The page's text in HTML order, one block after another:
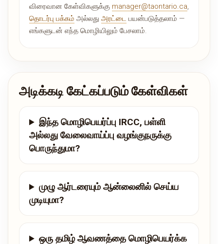
விரைவான கேள்விகளுக்கு manager@taontario.ca,
தொடர்பு பக்கம் அல்லது அரட்டை பயன்படுத்தலாம் —
எங்களுடன் எந்த மொழியிலும் பேசலாம்.
அடிக்கடி கேட்கப்படும் கேள்விகள்
இந்த மொழிபெயர்ப்பு IRCC, பள்ளி
அல்லது வேலைவாய்ப்பு வழங்குநருக்கு
பொருந்துமா?
முழு ஆர்டரையும் ஆன்லைனில் செய்ய
முடியுமா?
ஒரு தமிழ் ஆவணத்தை மொழிபெயர்க்க